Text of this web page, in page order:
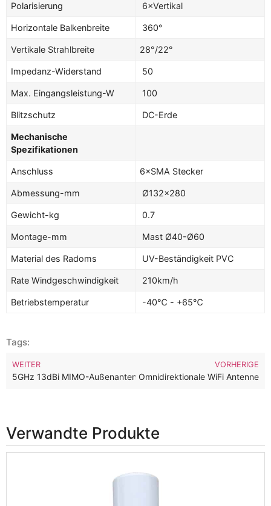
Polarisierung 6×Vertikal
Horizontale Balkenbreite 360°
Vertikale Strahlbreite 28°/22°
Impedanz-Widerstand 50
Max. Eingangsleistung-W 100
Blitzschutz DC-Erde
Mechanische
Spezifikationen
Anschluss 6×SMA Stecker
Abmessung-mm Ø132×280
Gewicht-kg 0.7
Montage-mm Mast Ø40-Ø60
Material des Radoms UV-Beständigkeit PVC
Rate Windgeschwindigkeit 210km/h
Betriebstemperatur -40℃ - +65℃
Tags:
VORHERIGE
Dualband 3-Port Outdoor MIMO Omnidirektionale WiFi Antenne
WEITER
5GHz 13dBi MIMO-Außenantenne mit hoher Verstärkung und
Verwandte Produkte